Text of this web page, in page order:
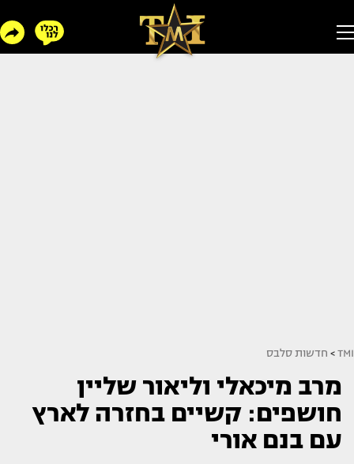
TMI
> חדשות סלבס
מרב מיכאלי וליאור שליין
חושפים: קשיים בחזרה לארץ
עם בנם אורי